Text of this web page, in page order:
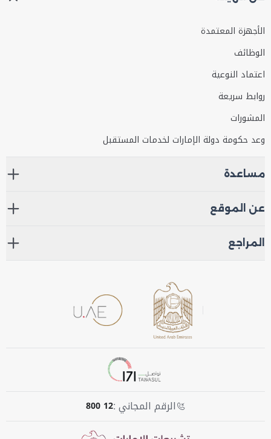
الأجهزة المعتمدة
الوظائف
اعتماد النوعية
روابط سريعة
المشورات
وعد حكومة دولة الإمارات لخدمات المستقبل
مساعدة
عن الموقع
المراجع
الرقم المجاني :800 12